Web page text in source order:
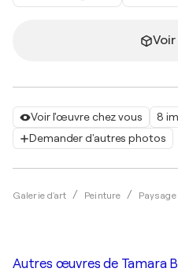
Voir l'œuvre chez vous
8
Demander d'autres photos
Galerie d'art Peinture Paysage
Voir
Autres œuvres de Tamara